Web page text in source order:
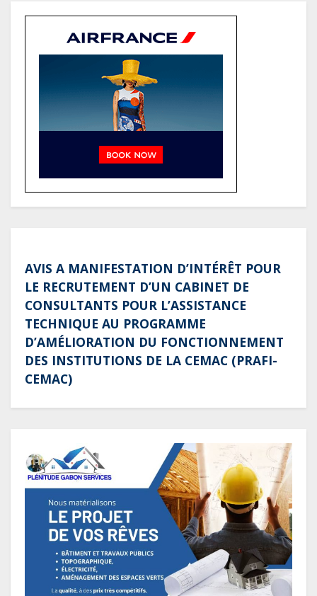
référence pour les grands projets
industriels et d’infrastructures du
pays
AVIS A MANIFESTATION D’INTÉRÊT POUR
LE RECRUTEMENT D’UN CABINET DE
CONSULTANTS POUR L’ASSISTANCE
TECHNIQUE AU PROGRAMME
D’AMÉLIORATION DU FONCTIONNEMENT
DES INSTITUTIONS DE LA CEMAC (PRAFI-
CEMAC)